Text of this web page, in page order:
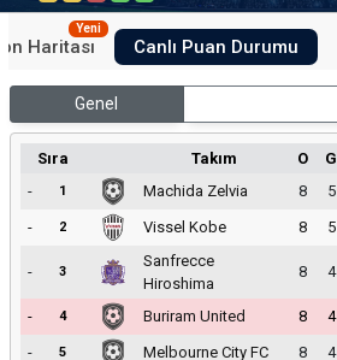
Haritası
Yeni
Canlı Puan Durumu
Genel
Sıra Takım O G
-
1 Machida Zelvia 8 5
-
2 Vissel Kobe 8 5
- 3
Sanfrecce
Hiroshima
8 4
- 4 Buriram United 8 4
-
5 Melbourne City FC 8 4